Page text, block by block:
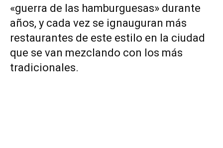
«guerra de las hamburguesas» durante
años, y cada vez se ignauguran más
restaurantes de este estilo en la ciudad
que se van mezclando con los más
tradicionales.